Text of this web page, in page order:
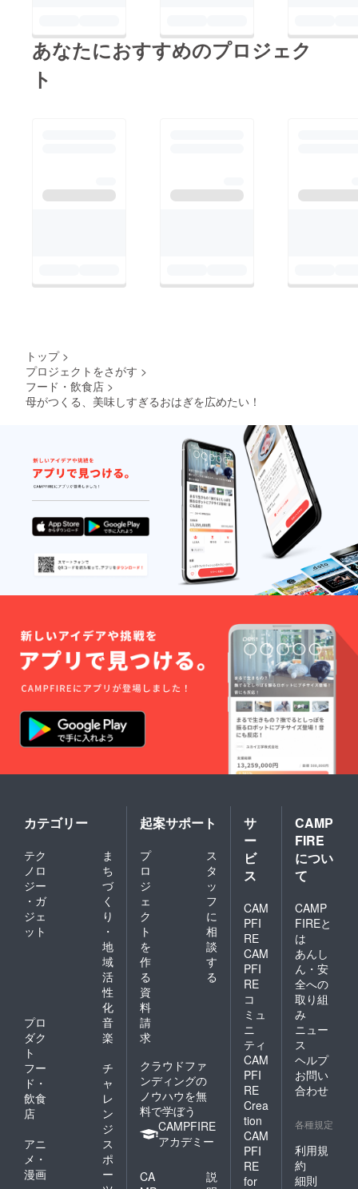
方々へ母のおはぎを味
わっていただけるよう
あなたにおすすめのプロジェク
ト
トップ >
プロジェクトをさがす >
フード・飲食店 >
母がつくる、美味しすぎるおはぎを広めたい！
カテゴリー
テク
ノロ
ジー
・ガ
ジェ
ット
ま
ち
づ
く
り
・
地
域
活
性
化
プロ
ダク
ト
音
楽
フー
ド・
飲食
店
チ
ャ
レ
ン
ジ
アニ
メ・
漫画
ス
ポ
ー
起案サポート
プ
ロ
ジ
ェ
ク
ト
を
作
る
ス
タ
ッ
フ
に
相
談
す
る
資
料
請
求
クラウドファ
ンディングの
ノウハウを無
料で学ぼう
CAMPFIRE
アカデミー
CA
説
サ
ー
ビ
ス
CAM
PFI
RE
CAM
PFI
RE
コ
ミュ
ニ
ティ
CAM
PFI
RE
Crea
tion
CAM
PFI
RE
for
CAMP
FIRE
につい
て
CAMP
FIREと
は
あんし
ん・安
全への
取り組
み
ニュー
ス
ヘルプ
お問い
合わせ
各種規定
利用規
約
細則